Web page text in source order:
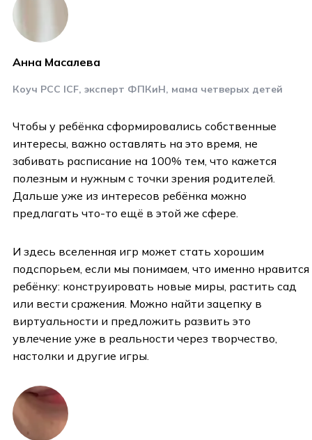
Анна Масалева
Коуч PCC ICF, эксперт ФПКиН, мама четверых детей
Чтобы у ребёнка сформировались собственные
интересы, важно оставлять на это время, не
забивать расписание на 100% тем, что кажется
полезным и нужным с точки зрения родителей.
Дальше уже из интересов ребёнка можно
предлагать что-то ещё в этой же сфере.
И здесь вселенная игр может стать хорошим
подспорьем, если мы понимаем, что именно нравится
ребёнку: конструировать новые миры, растить сад
или вести сражения. Можно найти зацепку в
виртуальности и предложить развить это
увлечение уже в реальности через творчество,
настолки и другие игры.